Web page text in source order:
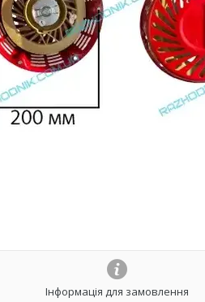
Інформація для замовлення